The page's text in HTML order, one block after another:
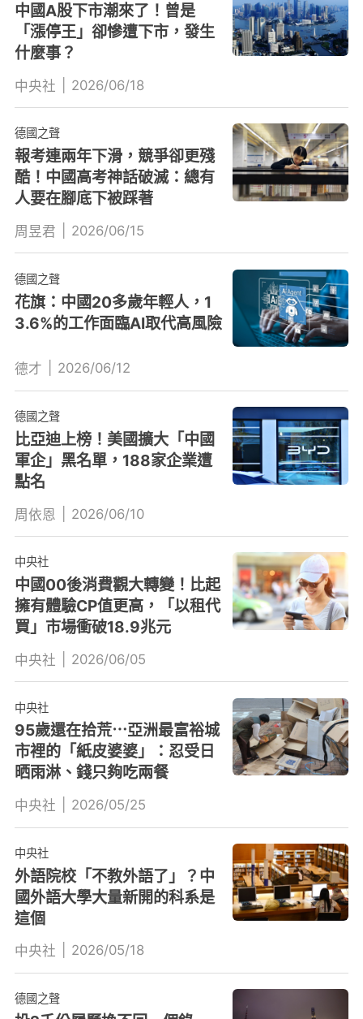
中國A股下市潮來了！曾是
「漲停王」卻慘遭下市，發生
什麼事？
中央社 2026/06/18
德國之聲
報考連兩年下滑，競爭卻更殘
酷！中國高考神話破滅：總有
人要在腳底下被踩著
周昱君 2026/06/15
德國之聲
花旗：中國20多歲年輕人，1
3.6%的工作面臨AI取代高風險
德才 2026/06/12
德國之聲
比亞迪上榜！美國擴大「中國
軍企」黑名單，188家企業遭
點名
周依恩 2026/06/10
中央社
中國00後消費觀大轉變！比起
擁有體驗CP值更高，「以租代
買」市場衝破18.9兆元
中央社 2026/06/05
中央社
95歲還在拾荒⋯亞洲最富裕城
市裡的「紙皮婆婆」：忍受日
晒雨淋、錢只夠吃兩餐
中央社 2026/05/25
中央社
外語院校「不教外語了」？中
國外語大學大量新開的科系是
這個
中央社 2026/05/18
德國之聲